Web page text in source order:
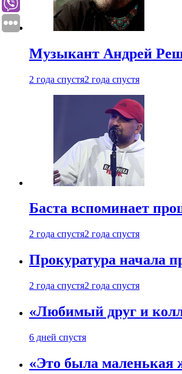
Музыкант Андрей
2 года спустя2 года спустя
Баста вспоминает
2 года спустя2 года спустя
Прокуратура начала
2 года спустя2 года спустя
«Любимый друг и
6 дней спустя
«Это была маленькая